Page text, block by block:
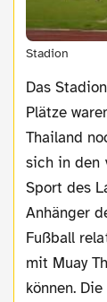
Stadion
Das Stadion war recht gut gefüllt, nur wenige
Plätze
Thailand
sich in den
Sport des
Anhänger
Fußball
mit Muay
können.